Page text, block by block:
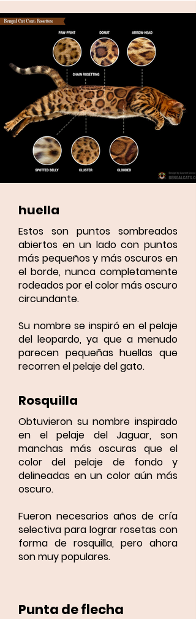
huella
Estos son puntos sombreados
abiertos en un lado con puntos
más pequeños y más oscuros en
el borde, nunca completamente
rodeados por el color más oscuro
circundante.
Su nombre se inspiró en el pelaje
del leopardo, ya que a menudo
parecen pequeñas huellas que
recorren el pelaje del gato.
Rosquilla
Obtuvieron su nombre inspirado
en el pelaje del Jaguar, son
manchas más oscuras que el
color del pelaje de fondo y
delineadas en un color aún más
oscuro.
Fueron necesarios años de cría
selectiva para lograr rosetas con
forma de rosquilla, pero ahora
son muy populares.
Punta de flecha